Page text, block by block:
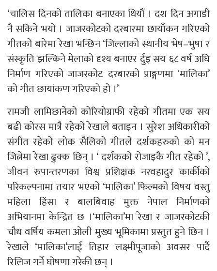
‘चालिस दिनको तालिका बनाएका थियौं । दश दिन अगाडी
नै सकिने भयो । जाजरकोटको दरबारमा छायाँकन गरिएको
गीतको बारेमा रेखा भन्छिन ‘जिल्लाको स्थानीय भेष–भुषा र
संस्कृति झल्किने मेलाको दृश्य बनाएर र्दुइ सय ६८ वर्ष अघि
निर्माण गरिएको जाजरकोट दरबारको प्राङ्गणमा ‘मालिका’
को गीत छायांकण गरिएको हो ।’
रामजी लामिछानेको कोरियोग्राफी रहेको गीतमा एक सय
बढी कोरस मात्रै रहेको रेखाले बताइन । सुरेश अधिकारीको
संगीत रहेको लोक सैलिको गीतले दर्शकहरुको को मन
जित्नेमा रेखा ढुक्क छिन् । ‘ दर्शकको रोजाइकै गीत रहेको ’,
जीवन रुपान्तरणका विश्व प्रशिक्षक नरवहादुर कार्कीको
परिकल्पनामा तयार भएको ‘मालिका’ फिल्मको विषय वस्तु
महिला हिंसा र बालबिवाह मुक्त नेपाल निर्माणको
अभियानमा केन्द्रित छ ।‘मालिका’मा रेखा र जाजरकोटकी
चौध वर्षिय कमला ओली मुख्य भूमिकामा प्रस्तुत हुने छिन ।
रेखाले ‘मालिका’लाई तिहार लक्ष्मीपूजाको अवसर पार्दै
रिलिज गर्ने घोषणा गरेकी छन् ।